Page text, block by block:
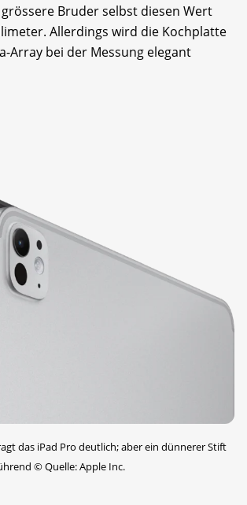
Bruder selbst diesen Wert
Allerdings wird die Kochplatte
Array bei der Messung elegant
das iPad Pro deutlich; aber ein dünnerer Stift
©Quelle: Apple Inc.